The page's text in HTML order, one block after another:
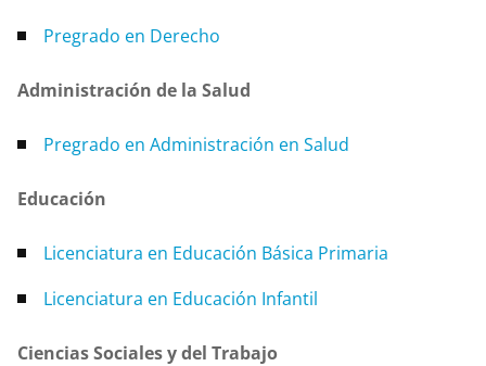
Pregrado en Derecho
Administración de la Salud
Pregrado en Administración en Salud
Educación
Licenciatura en Educación Básica Primaria
Licenciatura en Educación Infantil
Ciencias Sociales y del Trabajo